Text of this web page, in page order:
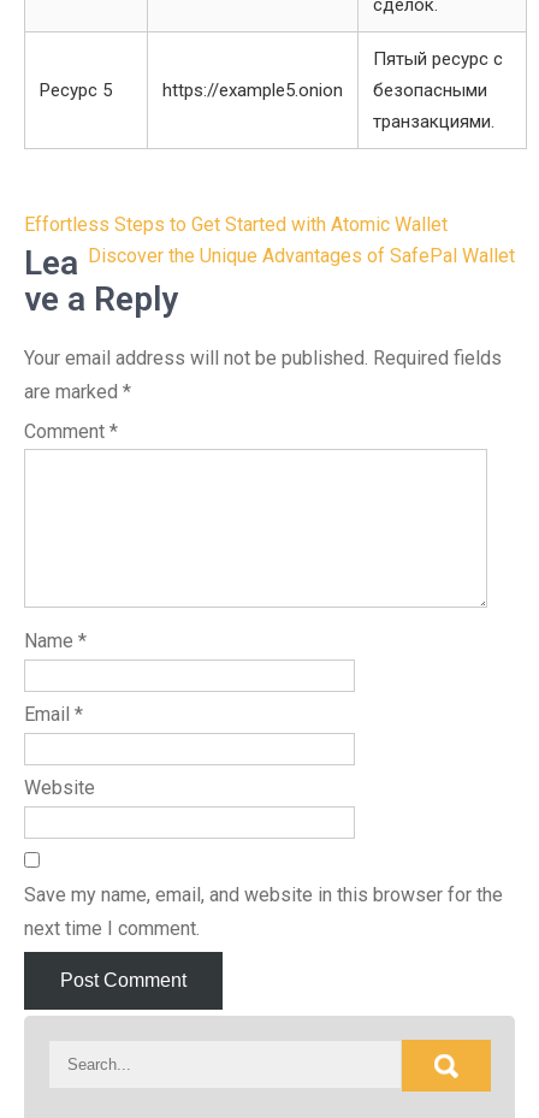
сделок.
Ресурс 5 https://example5.onion
Пятый ресурс с
безопасными
транзакциями.
Post
navigation
Effortless Steps to Get Started with Atomic Wallet
Discover the Unique Advantages of SafePal Wallet
Lea
ve a Reply
Your email address will not be published. Required fields
are marked *
Comment *
Name *
Email *
Website
Save my name, email, and website in this browser for the
next time I comment.